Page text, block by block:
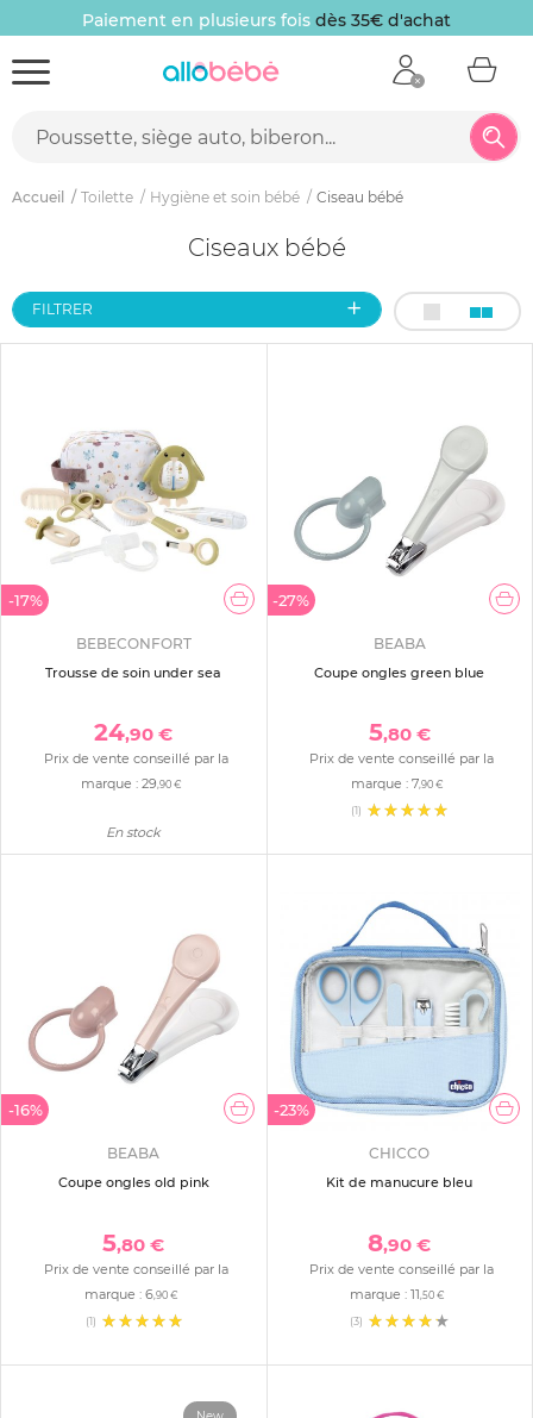
Paiement en plusieurs fois dès 35€ d'achat
Accueil Toilette Hygiène et soin bébé Ciseau bébé
Ciseaux bébé
FILTRER
-17%
BEBECONFORT
Trousse de soin under sea
24,90 €
Prix de vente conseillé par la
marque : 29 ,90 €
En stock
-27%
BEABA
Coupe ongles green blue
5,80 €
Prix de vente conseillé par la
marque : 7,90 €
(1)
-16%
BEABA
Coupe ongles old pink
5,80 €
Prix de vente conseillé par la
marque : 6,90 €
(1)
-23%
CHICCO
Kit de manucure bleu
8,90 €
Prix de vente conseillé par la
marque : 11 ,50 €
(3)